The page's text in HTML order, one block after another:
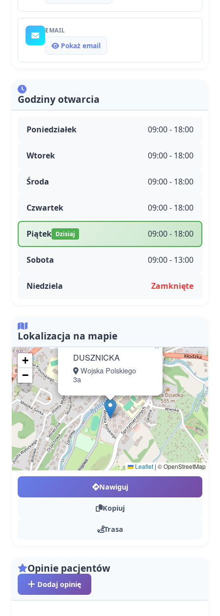
EMAIL
Pokaż email
Godziny otwarcia
Poniedziałek 09:00 - 18:00
Wtorek 09:00 - 18:00
Środa 09:00 - 18:00
Czwartek 09:00 - 18:00
Piątek Dzisiaj 09:00 - 18:00
Sobota 09:00 - 13:00
Niedziela Zamknięte
Lokalizacja na mapie
DUSZNICKA
Wojska Polskiego
3a
×
+
−
Leaflet | © OpenStreetMap
Nawiguj
Kopiuj
Trasa
Opinie pacjentów
Dodaj opinię